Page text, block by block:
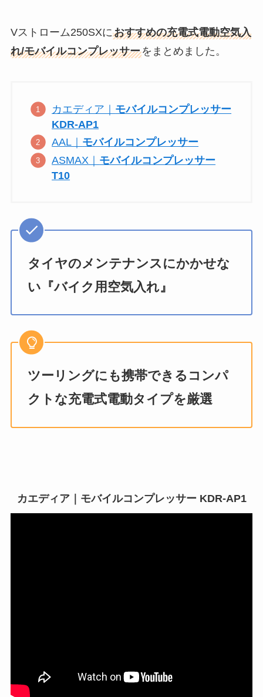
Vストローム250SXにおすすめの充電式電動空気入
れ/モバイルコンプレッサーをまとめました。
カエディア｜ モバイルコンプレッサー
KDR-AP1
AAL｜ モバイルコンプレッサー
ASMAX｜ モバイルコンプレッサー
T10
タイヤのメンテナンスにかかせな
い『バイク用空気入れ』
ツーリングにも携帯できるコンパ
クトな充電式電動タイプを厳選
カエディア｜モバイルコンプレッサー KDR-AP1